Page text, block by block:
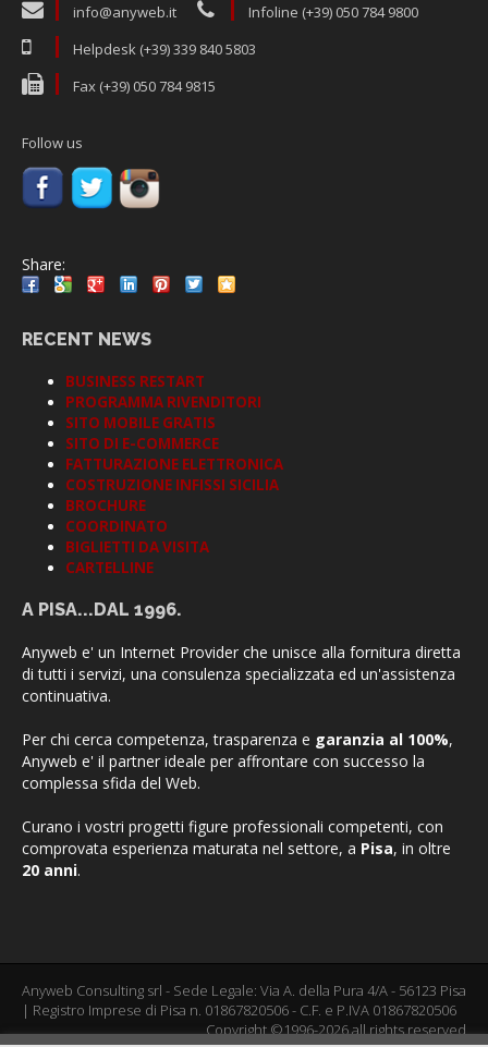
info@anyweb.it
Infoline (+39) 050 784 9800
Helpdesk (+39) 339 840 5803
Fax (+39) 050 784 9815
Follow us
Share:
RECENT NEWS
BUSINESS RESTART
PROGRAMMA RIVENDITORI
SITO MOBILE GRATIS
SITO DI E-COMMERCE
FATTURAZIONE ELETTRONICA
COSTRUZIONE INFISSI SICILIA
BROCHURE
COORDINATO
BIGLIETTI DA VISITA
CARTELLINE
A PISA...DAL 1996.
Anyweb e' un Internet Provider che unisce alla fornitura diretta
di tutti i servizi, una consulenza specializzata ed un'assistenza
continuativa.
Per chi cerca competenza, trasparenza e garanzia al 100%,
Anyweb e' il partner ideale per affrontare con successo la
complessa sfida del Web.
Curano i vostri progetti figure professionali competenti, con
comprovata esperienza maturata nel settore, a Pisa, in oltre
20 anni.
Anyweb Consulting srl - Sede Legale: Via A. della Pura 4/A - 56123 Pisa
| Registro Imprese di Pisa n. 01867820506 - C.F. e P.IVA 01867820506
Copyright ©1996-2026 all rights reserved